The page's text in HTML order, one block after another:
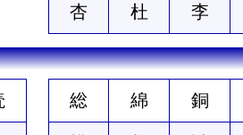
杏 杜 李
総 綿 銅